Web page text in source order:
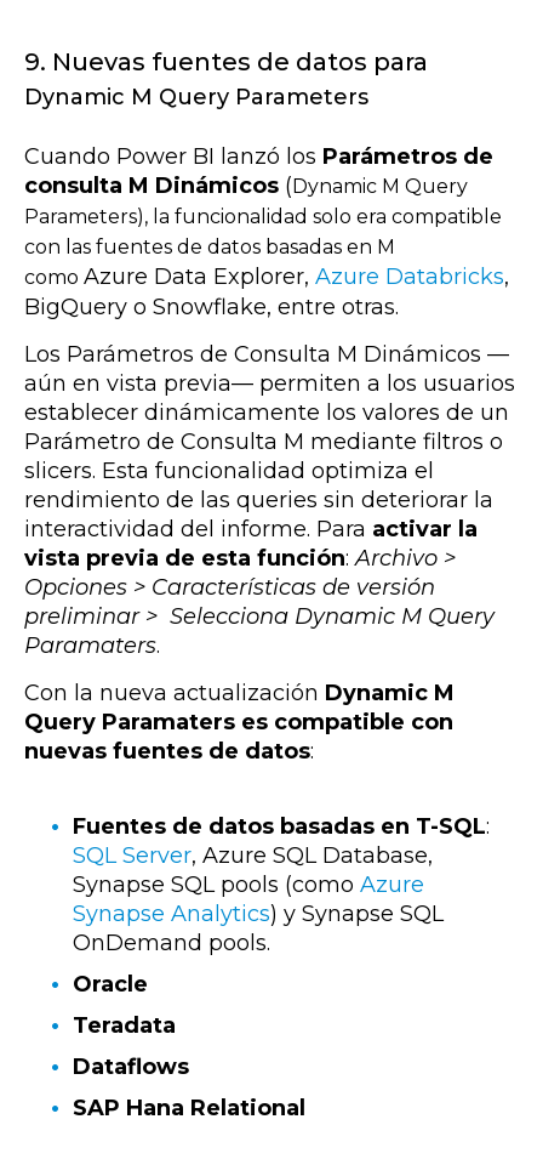
9. Nuevas fuentes de datos para
Dynamic M Query Parameters
Cuando Power BI lanzó los Parámetros de
consulta M Dinámicos (Dynamic M Query
Parameters), la funcionalidad solo era compatible
con las fuentes de datos basadas en M
como Azure Data Explorer, Azure Databricks,
BigQuery o Snowflake, entre otras.
Los Parámetros de Consulta M Dinámicos —
aún en vista previa— permiten a los usuarios
establecer dinámicamente los valores de un
Parámetro de Consulta M mediante filtros o
slicers. Esta funcionalidad optimiza el
rendimiento de las queries sin deteriorar la
interactividad del informe. Para activar la
vista previa de esta función:Archivo >
Opciones > Características de versión
preliminar > Selecciona Dynamic M Query
Paramaters.
Con la nueva actualización Dynamic M
Query Paramaters es compatible con
nuevas fuentes de datos:
Fuentes de datos basadas en T-SQL:
SQL Server, Azure SQL Database,
Synapse SQL pools (como Azure
Synapse Analytics) y Synapse SQL
OnDemand pools.
Oracle
Teradata
Dataflows
SAP Hana Relational